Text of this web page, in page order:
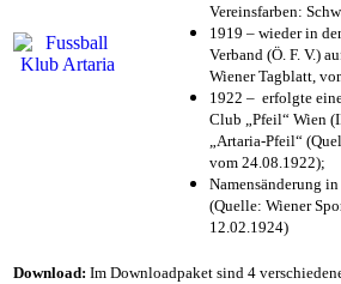
Vereinsfarben:
1919 – wieder in
Verband (Ö. F. V.)
Wiener Tagblatt,
1922 – erfolgte
Club „Pfeil“ Wien
„Artaria-Pfeil“
vom 24.08.1922);
Namensänderung
(Quelle: Wiener
12.02.1924)
Download: Im Downloadpaket sind 4